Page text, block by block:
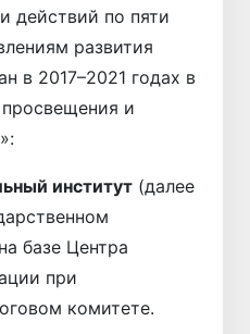
действий по пяти
развития
в 2017–2021 годах в
просвещения и
институт (далее
базе Центра
при
комитете.